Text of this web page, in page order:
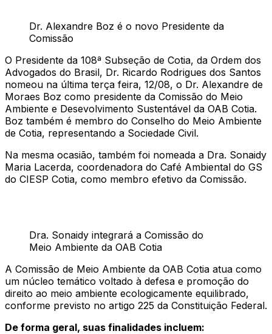
Dr. Alexandre Boz é o novo Presidente da
Comissão
O Presidente da 108ª Subseção de Cotia, da Ordem dos
Advogados do Brasil, Dr. Ricardo Rodrigues dos Santos
nomeou na última terça feira, 12/08, o Dr. Alexandre de
Moraes Boz como presidente da Comissão do Meio
Ambiente e Desevolvimento Sustentável da OAB Cotia.
Boz também é membro do Conselho do Meio Ambiente
de Cotia, representando a Sociedade Civil.
Na mesma ocasião, também foi nomeada a Dra. Sonaidy
Maria Lacerda, coordenadora do Café Ambiental do GS
do CIESP Cotia, como membro efetivo da Comissão.
Dra. Sonaidy integrará a Comissão do
Meio Ambiente da OAB Cotia
A Comissão de Meio Ambiente da OAB Cotia atua como
um núcleo temático voltado à defesa e promoção do
direito ao meio ambiente ecologicamente equilibrado,
conforme previsto no artigo 225 da Constituição Federal.
De forma geral, suas finalidades incluem: